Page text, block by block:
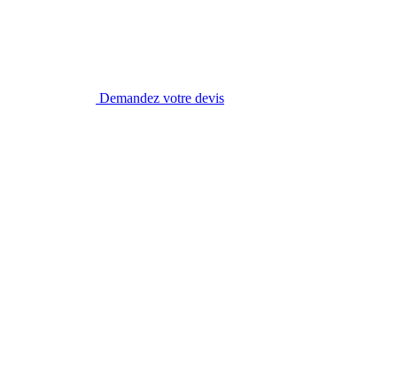
Demandez votre devis